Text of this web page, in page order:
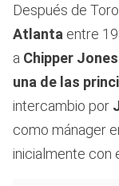
Después de
Atlanta entre
a Chipper Jones
una de las
intercambio por
como mánager
inicialmente con